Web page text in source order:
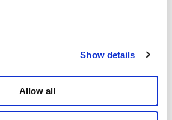
Show details
Allow all
is geen cadeautje, maar
noodzakelijke compensatie.
raakt, pakt geld af van
en geeft het cadeau